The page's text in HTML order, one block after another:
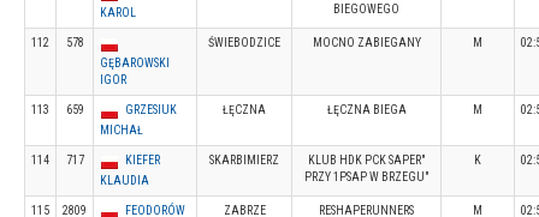
KAROL
BIEGOWEGO
112
578
GĘBAROWSKI
IGOR
ŚWIEBODZICE MOCNO ZABIEGANY M
113 659
GRZESIUK
MICHAŁ
ŁĘCZNA ŁĘCZNA BIEGA M
114 717
KIEFER
KLAUDIA
SKARBIMIERZ
KLUB HDK PCK SAPER"
PRZY 1PSAP W BRZEGU"
K
115 2809
FEODORÓW
ZABRZE RESHAPERUNNERS M